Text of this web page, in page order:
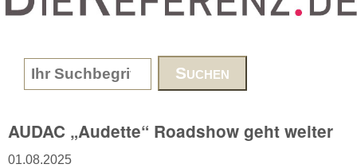
www.DieReferenz.de
Search form
AUDAC „Audette“ Roadshow geht weiter
01.08.2025